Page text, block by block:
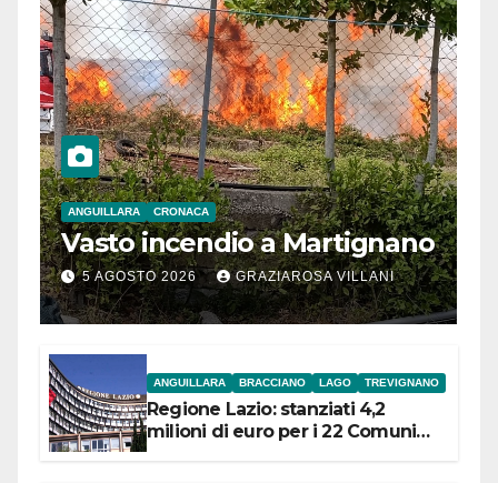
ANGUILLARA CRONACA
Vasto incendio a Martignano
5 AGOSTO 2026 GRAZIAROSA VILLANI
ANGUILLARA BRACCIANO LAGO TREVIGNANO
Regione Lazio: stanziati 4,2
milioni di euro per i 22 Comuni